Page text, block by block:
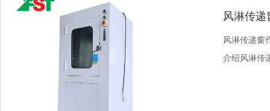
风淋传
风淋传递窗
介绍风淋传